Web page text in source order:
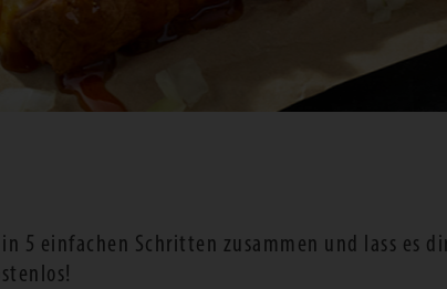
5 einfachen Schritten zusammen und lass es